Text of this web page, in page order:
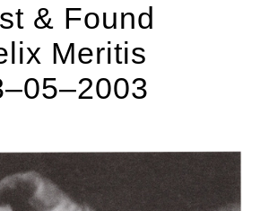
& Found
Meritis